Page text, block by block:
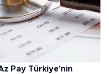
Pay Türkiye'nin